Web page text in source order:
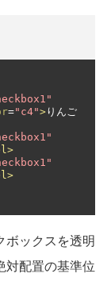
="c4">りんご
ックスを透明
対配置の基準位